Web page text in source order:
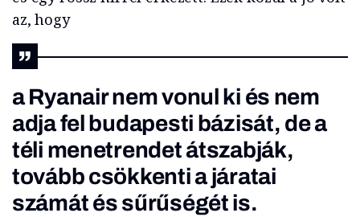
az, hogy
a Ryanair nem vonul ki és nem
adja fel budapesti bázisát, de a
téli menetrendet átszabják,
tovább csökkenti a járatai
számát és sűrűségét is.